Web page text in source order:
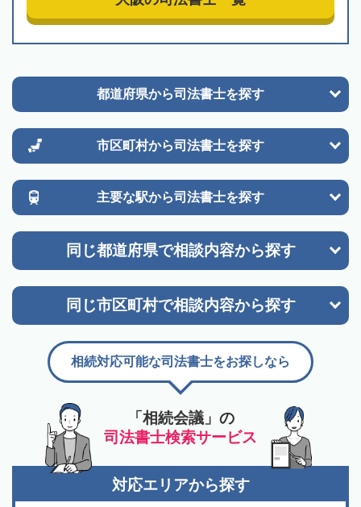
都道府県から司法書士を探す
市区町村から司法書士を探す
主要な駅から司法書士を探す
同じ都道府県で相談内容から探す
同じ市区町村で相談内容から探す
「相続会議」の
司法書士検索サービス
相続対応可能な司法書士をお探しなら
対応エリアから探す